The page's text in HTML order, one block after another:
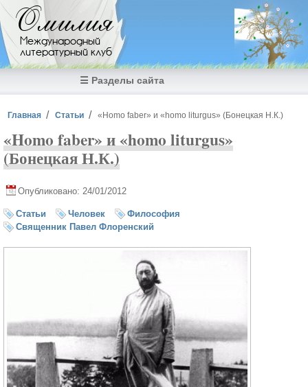
Перейти к основному содержанию
Омилия
Международный
литературный клуб
☰ Разделы сайта
Вы здесь
Главная Статьи «Homo faber» и «homo liturgus» (Бонецкая Н.К.)
«Homo faber» и «homo liturgus»
(Бонецкая Н.К.)
Опубликовано: 24/01/2012
Статьи Человек
Философия
Священник Павел Флоренский